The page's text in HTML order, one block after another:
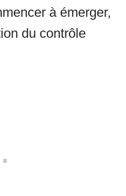
à émerger,
du contrôle